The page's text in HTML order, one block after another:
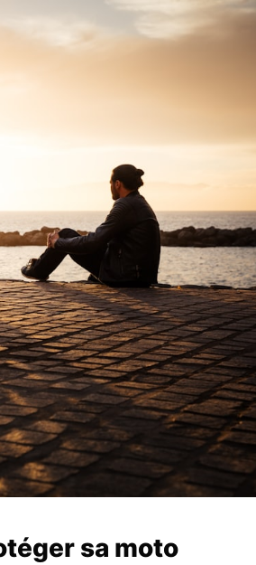
sa moto